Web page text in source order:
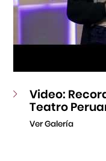
Video:
Teatro
Ver Galería